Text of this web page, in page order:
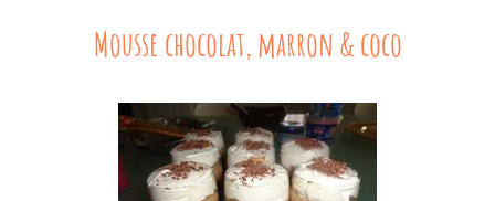
Mousse chocolat, marron & coco